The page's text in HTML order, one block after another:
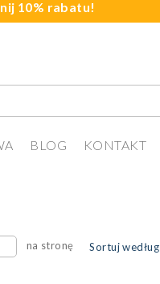
10% rabatu!
BLOG KONTAKT
Sortuj według
na stronę